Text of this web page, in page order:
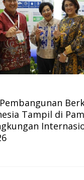
Tampil di